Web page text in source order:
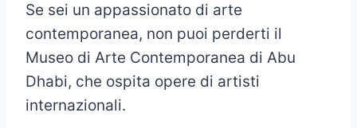
Se sei un appassionato di arte
contemporanea, non puoi perderti il
Museo di Arte Contemporanea di Abu
Dhabi, che ospita opere di artisti
internazionali.